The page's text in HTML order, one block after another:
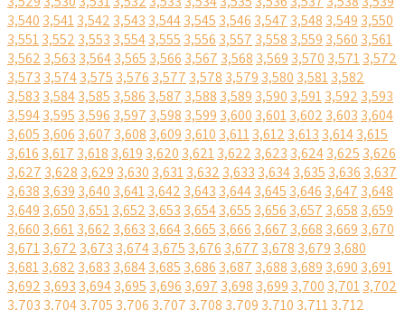
3,540 3,5413,542 3,543 3,5443,545 3,546 3,547 3,548 3,549 3,550
3,5513,552 3,553 3,5543,555 3,556 3,557 3,558 3,559 3,560 3,561
3,562 3,563 3,5643,565 3,566 3,567 3,568 3,569 3,570 3,5713,572
3,573 3,5743,575 3,576 3,577 3,578 3,579 3,580 3,5813,582
3,583 3,5843,585 3,586 3,587 3,588 3,589 3,590 3,5913,592 3,593
3,5943,595 3,596 3,597 3,598 3,599 3,600 3,6013,602 3,603 3,604
3,605 3,606 3,607 3,608 3,609 3,610 3,6113,612 3,613 3,6143,615
3,616 3,617 3,618 3,619 3,620 3,6213,622 3,623 3,6243,625 3,626
3,627 3,628 3,629 3,630 3,6313,632 3,633 3,6343,635 3,636 3,637
3,638 3,639 3,640 3,6413,642 3,643 3,6443,645 3,646 3,647 3,648
3,649 3,650 3,6513,652 3,653 3,6543,655 3,656 3,657 3,658 3,659
3,660 3,6613,662 3,663 3,6643,665 3,666 3,667 3,668 3,669 3,670
3,6713,672 3,673 3,6743,675 3,676 3,677 3,678 3,679 3,680
3,6813,682 3,683 3,6843,685 3,686 3,687 3,688 3,689 3,690 3,691
3,692 3,693 3,6943,695 3,696 3,697 3,698 3,699 3,700 3,7013,702
3,703 3,7043,705 3,706 3,707 3,708 3,709 3,710 3,7113,712